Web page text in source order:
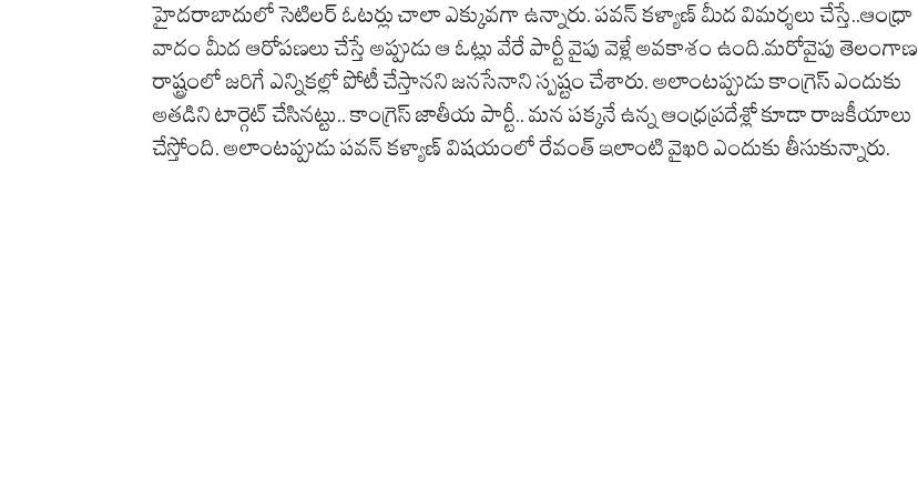
హైదరాబాదులో సెటిలర్ ఓటర్లు చాలా ఎక్కువగా ఉన్నారు. పవన్ కళ్యాణ్ మీద విమర్శలు చేస్తే..ఆంధ్రా
వాదం మీద ఆరోపణలు చేస్తే అప్పుడు ఆ ఓట్లు వేరే పార్టీ వైపు వెళ్లే అవకాశం ఉంది.మరోవైపు తెలంగాణ
రాష్ట్రంలో జరిగే ఎన్నికల్లో పోటీ చేస్తానని జనసేనాని స్పష్టం చేశారు. అలాంటప్పుడు కాంగ్రెస్ ఎందుకు
అతడిని టార్గెట్ చేసినట్టు.. కాంగ్రెస్ జాతీయ పార్టీ.. మన పక్కనే ఉన్న ఆంధ్రప్రదేశ్లో కూడా రాజకీయాలు
చేస్తోంది. అలాంటప్పుడు పవన్ కళ్యాణ్ విషయంలో రేవంత్ ఇలాంటి వైఖరి ఎందుకు తీసుకున్నారు.